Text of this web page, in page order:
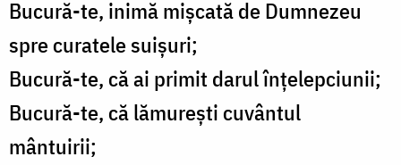
Bucură-te, inimă mișcată de Dumnezeu
spre curatele suișuri;
Bucură-te, că ai primit darul înțelepciunii;
Bucură-te, că lămurești cuvântul
mântuirii;